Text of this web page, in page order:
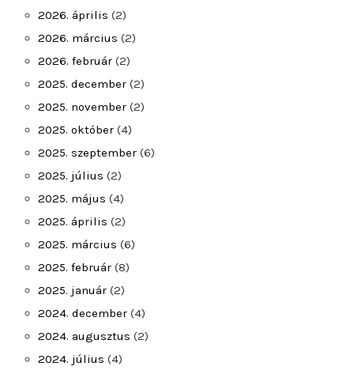
2026. április (2)
2026. március (2)
2026. február (2)
2025. december (2)
2025. november (2)
2025. október (4)
2025. szeptember (6)
2025. július (2)
2025. május (4)
2025. április (2)
2025. március (6)
2025. február (8)
2025. január (2)
2024. december (4)
2024. augusztus (2)
2024. július (4)